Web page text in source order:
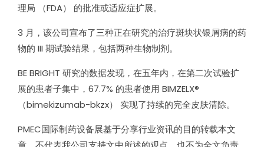
理局 （FDA） 的批准或适应症扩展。
3 月，该公司宣布了三种正在研究的治疗斑块状银屑病的药
物的 III 期试验结果，包括两种生物制剂。
BE BRIGHT 研究的数据发现，在五年内，在第二次试验扩
展的患者子集中，67.7% 的患者使用 BIMZELX®
（bimekizumab-bkzx） 实现了持续的完全皮肤清除。
PMEC国际制药设备展基于分享行业资讯的目的转载本文